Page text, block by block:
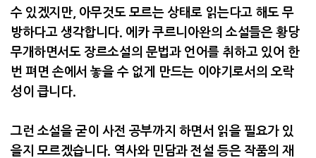
수 있겠지만, 아무것도 모르는 상태로 읽는다고 해도 무
방하다고 생각합니다. 에카 쿠르니아완의 소설들은 황당
무개하면서도 장르소설의 문법과 언어를 취하고 있어 한
번 펴면 손에서 놓을 수 없게 만드는 이야기로서의 오락
성이 큽니다.
그런 소설을 굳이 사전 공부까지 하면서 읽을 필요가 있
을지 모르겠습니다. 역사와 민담과 전설 등은 작품의 재